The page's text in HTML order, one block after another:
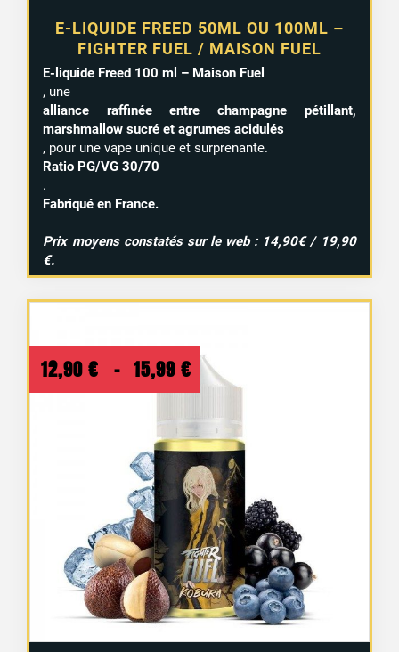
E-LIQUIDE FREED 50ML OU 100ML –
FIGHTER FUEL / MAISON FUEL
E-liquide Freed 100 ml – Maison Fuel
, une
alliance raffinée entre champagne pétillant,
marshmallow sucré et agrumes acidulés
, pour une vape unique et surprenante.
Ratio PG/VG 30/70
.
Fabriqué en France.
Prix moyens constatés sur le web : 14,90€ / 19,90
€.
12,90 € – 15,99 € Plage
de
prix :
12,90 €
à
15,99 €